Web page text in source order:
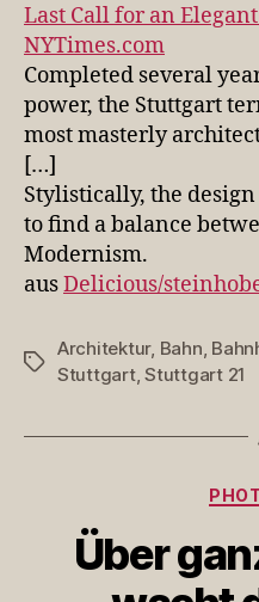
Last Call for an
NYTimes.com
Completed several
power, the Stuttgart
most masterly
[…]
Stylistically, the design
to find a balance
Modernism.
ausDelicious/
Schlagwörter
Architektur, Bahn
Stuttgart,Stuttgart 21
Über